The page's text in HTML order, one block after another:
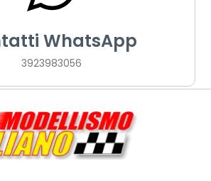
WhatsApp
3923983056